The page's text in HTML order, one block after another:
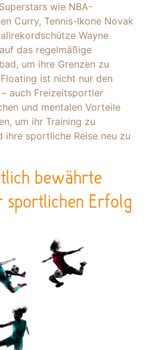
wie NBA-
Curry, Tennis-Ikone Novak
Wayne
das regelmäßige
um ihre Grenzen zu
ist nicht nur den
auch Freizeitsportler
und mentalen Vorteile
um ihr Training zu
ihre sportliche Reise neu zu
bewährte
sportlichen Erfolg